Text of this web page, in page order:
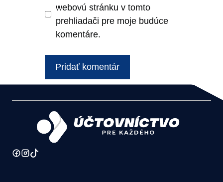
webovú stránku v tomto
prehliadači pre moje budúce
komentáre.